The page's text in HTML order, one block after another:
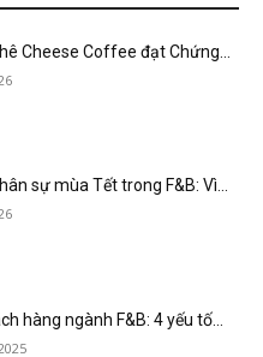
Cheese Coffee đạt Chứng...
sự mùa Tết trong F&B: Vì...
hàng ngành F&B: 4 yếu tố...